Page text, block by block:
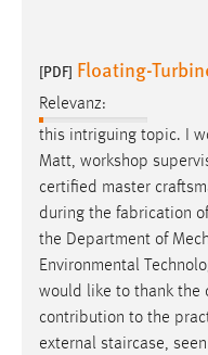
[PDF] Floating-
Relevanz:
this intriguing topic. I
Matt, workshop
certified master
during the fabrication
the Department of
Environmental
would like to thank the
contribution to the
external staircase,
Plattformen
YouTube
Vimeo